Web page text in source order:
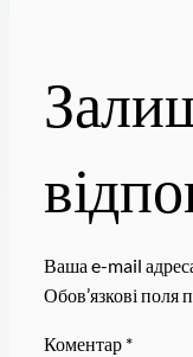
Ваша e-mail
Обов’язкові поля
Коментар *